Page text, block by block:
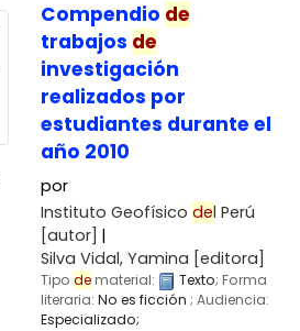
Compendio de
trabajos de
investigación
realizados por
estudiantes durante el
año 2010
por
Instituto Geofísico del Perú
[autor]
Silva Vidal, Yamina [editora]
Tipo dematerial: Texto; Forma
literaria: No es ficción ; Audiencia:
Especializado;